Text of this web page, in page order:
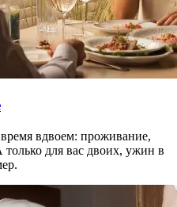
вдвоем: проживание,
для вас двоих, ужин в